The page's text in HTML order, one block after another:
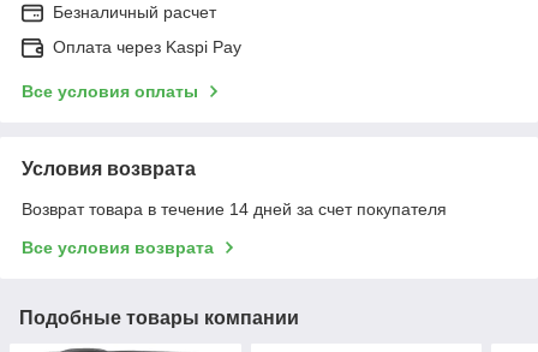
Безналичный расчет
Оплата через Kaspi Pay
Все условия оплаты
Условия возврата
Возврат товара в течение 14 дней за счет покупателя
Все условия возврата
Подобные товары компании